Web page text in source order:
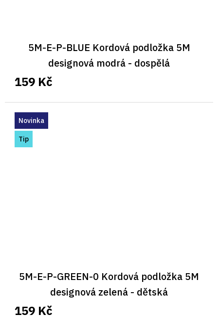
5M-E-P-BLUE Kordová podložka 5M
designová modrá - dospělá
159 Kč
Novinka
Tip
5M-E-P-GREEN-0 Kordová podložka 5M
designová zelená - dětská
159 Kč